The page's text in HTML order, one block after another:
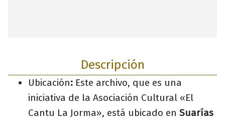
Descripción
Ubicación: Este archivo, que es una
iniciativa de la Asociación Cultural «El
Cantu La Jorma», está ubicado en Suarías